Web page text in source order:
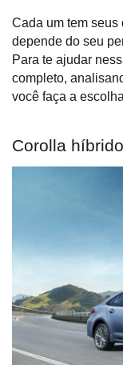
Cada um tem
depende do seu
Para te ajudar
completo,
você faça a
Corolla